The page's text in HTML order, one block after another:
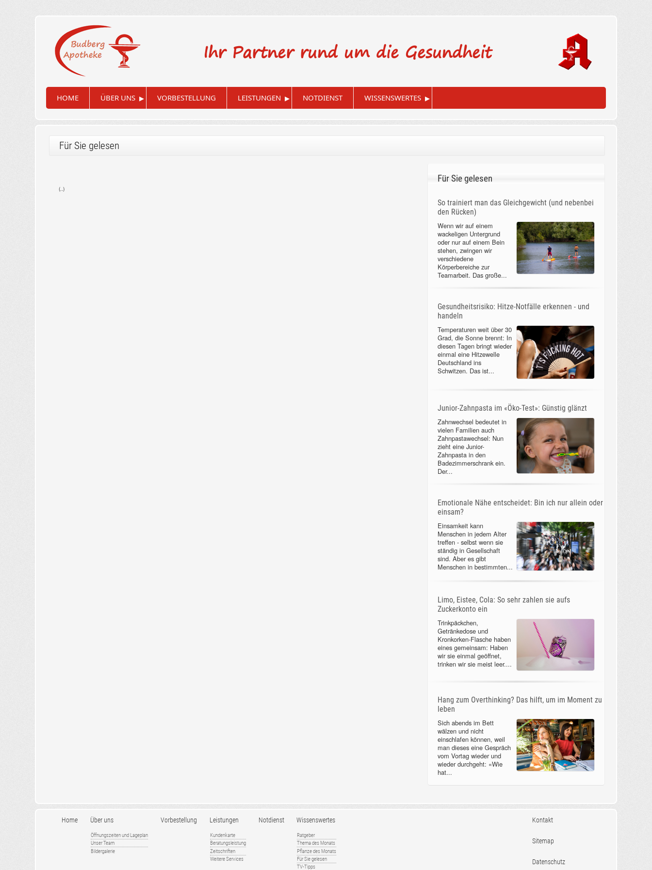
Ihr Partner rund um die Gesundheit
HOME ÜBER UNS ▸ VORBESTELLUNG LEISTUNGEN ▸ NOTDIENST WISSENSWERTES ▸
Für Sie gelesen
(..)
Für Sie gelesen
So trainiert man das Gleichgewicht (und nebenbei
den Rücken)
Wenn wir auf einem
wackeligen Untergrund
oder nur auf einem Bein
stehen, zwingen wir
verschiedene
Körperbereiche zur
Teamarbeit. Das große...
Gesundheitsrisiko: Hitze-Notfälle erkennen - und
handeln
Temperaturen weit über 30
Grad, die Sonne brennt: In
diesen Tagen bringt wieder
einmal eine Hitzewelle
Deutschland ins
Schwitzen. Das ist...
Junior-Zahnpasta im «Öko-Test»: Günstig glänzt
Zahnwechsel bedeutet in
vielen Familien auch
Zahnpastawechsel: Nun
zieht eine Junior-
Zahnpasta in den
Badezimmerschrank ein.
Der...
Emotionale Nähe entscheidet: Bin ich nur allein oder
einsam?
Einsamkeit kann
Menschen in jedem Alter
treffen - selbst wenn sie
ständig in Gesellschaft
sind. Aber es gibt
Menschen in bestimmten...
Limo, Eistee, Cola: So sehr zahlen sie aufs
Zuckerkonto ein
Trinkpäckchen,
Getränkedose und
Kronkorken-Flasche haben
eines gemeinsam: Haben
wir sie einmal geöffnet,
trinken wir sie meist leer....
Hang zum Overthinking? Das hilft, um im Moment zu
leben
Sich abends im Bett
wälzen und nicht
einschlafen können, weil
man dieses eine Gespräch
vom Vortag wieder und
wieder durchgeht: «Wie
hat...
Home Über uns
Öffnungszeiten und Lageplan
Unser Team
Bildergalerie
Vorbestellung Leistungen
Kundenkarte
Beratungsleistung
Zeitschriften
Weitere Services
Notdienst Wissenswertes
Ratgeber
Thema des Monats
Pflanze des Monats
Für Sie gelesen
TV-Tipps
Kontakt
Sitemap
Datenschutz